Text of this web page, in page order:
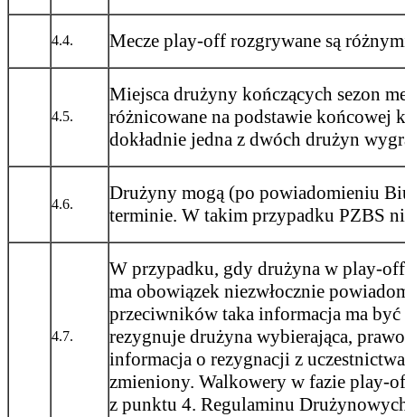
4.4. Mecze play-off rozgrywane są
4.5.
Miejsca drużyny kończących sezon
różnicowane na podstawie końcowej
dokładnie jedna z dwóch drużyn
4.6.
Drużyny mogą (po powiadomieniu
terminie. W takim przypadku PZBS
4.7.
W przypadku, gdy drużyna w play-
ma obowiązek niezwłocznie
przeciwników taka informacja ma
rezygnuje drużyna wybierająca,
informacja o rezygnacji z
zmieniony. Walkowery w fazie play-
z punktu 4. Regulaminu